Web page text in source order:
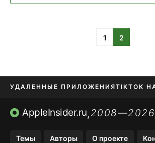
1 2
УДАЛЕННЫЕ ПРИЛОЖЕНИЯTIKTOK
ПРИЛОЖЕНИЯ БЕЗ APP STORE
AppleInsider.ru,2008—2026
Темы Авторы О проекте